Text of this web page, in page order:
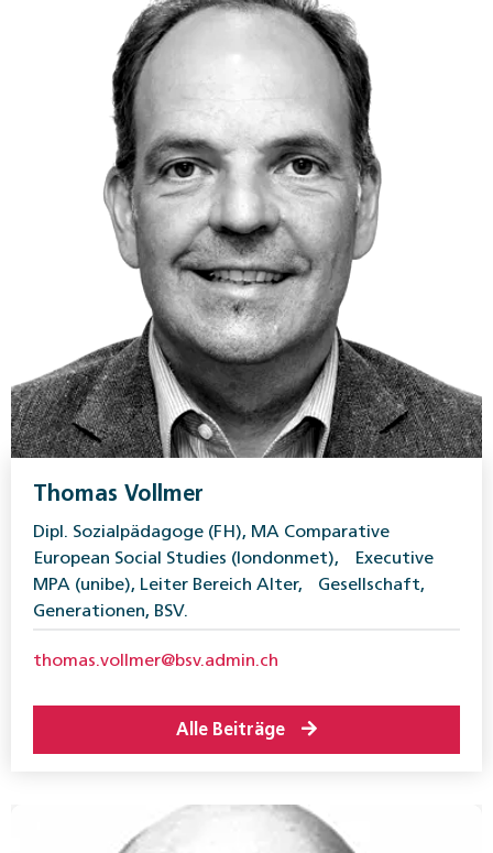
Thomas Vollmer
Dipl. Sozialpädagoge (FH), MA Comparative
European Social Studies (londonmet), Executive
MPA (unibe), Leiter Bereich Alter, Gesellschaft,
Generationen, BSV.
thomas.vollmer@bsv.admin.ch
Alle Beiträge